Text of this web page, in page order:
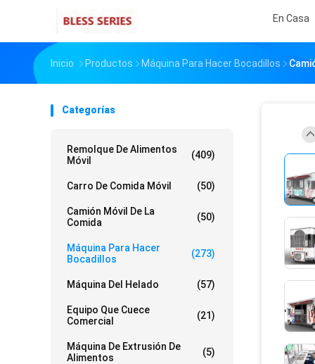
En Casa
Inicio Productos Máquina Para Hacer Bocadillos
Categorías
Remolque De Alimentos
Móvil
(409)
Carro De Comida Móvil (50)
Camión Móvil De La
Comida
(50)
Máquina Para Hacer
Bocadillos
(273)
Máquina Del Helado (57)
Equipo Que Cuece
Comercial
(21)
Máquina De Extrusión De
Alimentos
(5)